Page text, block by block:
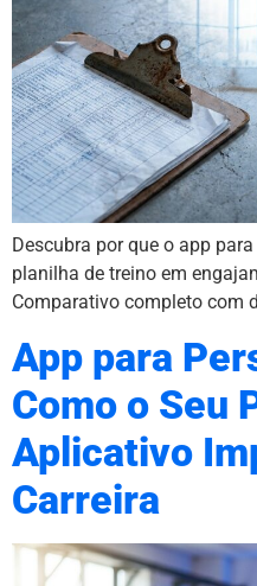
Descubra por que o app
planilha de treino em
Comparativo completo com
App para
Como o Seu
Aplicativo
Carreira